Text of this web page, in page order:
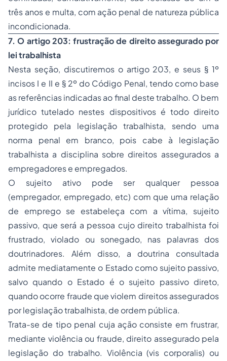
três anos e multa, com ação penal de natureza pública
incondicionada.
7. O artigo 203: frustração de direito assegurado por
lei trabalhista
Nesta seção, discutiremos o artigo 203, e seus § 1º
incisos I e II e § 2º do Código Penal, tendo como base
as referências indicadas ao final deste trabalho. O bem
jurídico tutelado nestes dispositivos é todo direito
protegido pela legislação trabalhista, sendo uma
norma penal em branco, pois cabe à legislação
trabalhista a disciplina sobre direitos assegurados a
empregadores e empregados.
O sujeito ativo pode ser qualquer pessoa
(empregador, empregado, etc) com que uma relação
de emprego se estabeleça com a vítima, sujeito
passivo, que será a pessoa cujo direito trabalhista foi
frustrado, violado ou sonegado, nas palavras dos
doutrinadores. Além disso, a doutrina consultada
admite mediatamente o Estado como sujeito passivo,
salvo quando o Estado é o sujeito passivo direto,
quando ocorre fraude que violem direitos assegurados
por legislação trabalhista, de ordem pública.
Trata-se de tipo penal cuja ação consiste em frustrar,
mediante violência ou fraude, direito assegurado pela
legislação do trabalho. Violência (vis corporalis) ou